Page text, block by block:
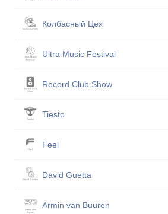
Кол­бас­ный Цех
Ultra Music Festival
Record Club Show
Tiesto
Feel
David Guetta
Armin van Buuren